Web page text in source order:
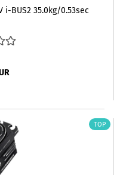
i-BUS2 35.0kg/0.53sec
TOP